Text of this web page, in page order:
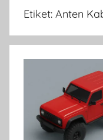
Etiket: Anten